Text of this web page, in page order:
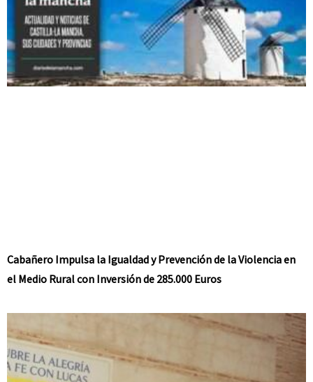
Cabañero Impulsa la Igualdad y Prevención de la Violencia en
el Medio Rural con Inversión de 285.000 Euros